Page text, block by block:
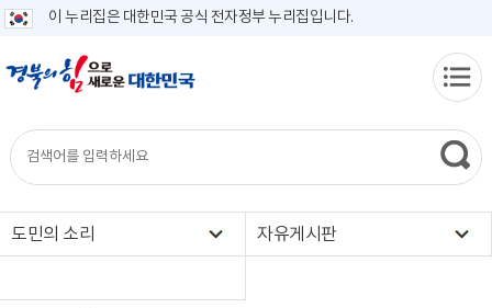
이 누리집은 대한민국 공식 전자정부 누리집입니다.
도민의 소리 자유게시판